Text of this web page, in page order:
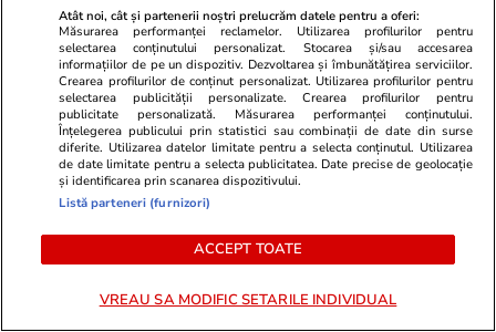
Analiză
Politică 24 iul.
Marii câștigători ai legii
salarizării unitare:
parlamentarii. Lefuri mărite în
următorii ani cu sume cuprinse
în 5.000 și 7.000 de lei
Politică 24 iul.
SURSE Război politic total. PNL
Atât noi, cât și partenerii noștri prelucrăm datele pentru a oferi:
Măsurarea performanței reclamelor. Utilizarea profilurilor pentru
selectarea conținutului personalizat. Stocarea și/sau accesarea
informațiilor de pe un dispozitiv. Dezvoltarea și îmbunătățirea serviciilor.
Crearea profilurilor de conținut personalizat. Utilizarea profilurilor pentru
selectarea publicității personalizate. Crearea profilurilor pentru
publicitate personalizată. Măsurarea performanței conținutului.
Înțelegerea publicului prin statistici sau combinații de date din surse
diferite. Utilizarea datelor limitate pentru a selecta conținutul. Utilizarea
de date limitate pentru a selecta publicitatea. Date precise de geolocație
și identificarea prin scanarea dispozitivului.
Listă parteneri (furnizori)
ACCEPT TOATE
VREAU SA MODIFIC SETARILE INDIVIDUAL